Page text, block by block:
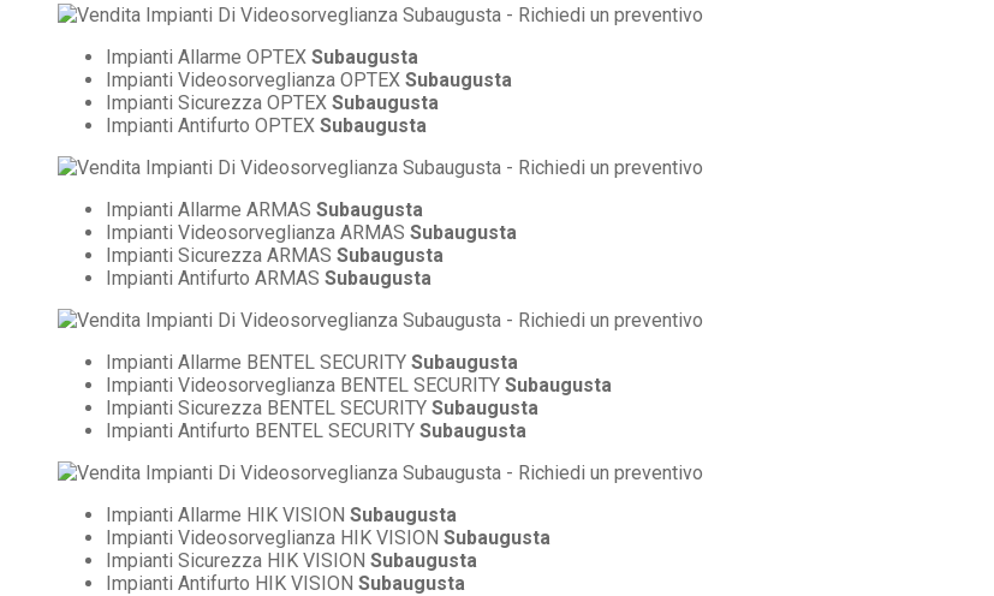
Impianti Allarme OPTEX Subaugusta
Impianti Videosorveglianza OPTEX Subaugusta
Impianti Sicurezza OPTEX Subaugusta
Impianti Antifurto OPTEX Subaugusta
Impianti Allarme ARMAS Subaugusta
Impianti Videosorveglianza ARMAS Subaugusta
Impianti Sicurezza ARMAS Subaugusta
Impianti Antifurto ARMAS Subaugusta
Impianti Allarme BENTEL SECURITY Subaugusta
Impianti Videosorveglianza BENTEL SECURITY Subaugusta
Impianti Sicurezza BENTEL SECURITY Subaugusta
Impianti Antifurto BENTEL SECURITY Subaugusta
Impianti Allarme HIK VISION Subaugusta
Impianti Videosorveglianza HIK VISION Subaugusta
Impianti Sicurezza HIK VISION Subaugusta
Impianti Antifurto HIK VISION Subaugusta